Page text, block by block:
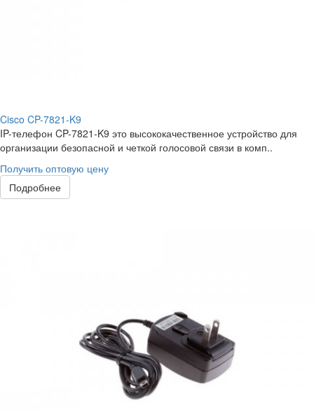
Cisco CP-7821-K9
IP-телефон CP-7821-K9 это высококачественное устройство для
организации безопасной и четкой голосовой связи в комп..
Получить оптовую цену
Подробнее